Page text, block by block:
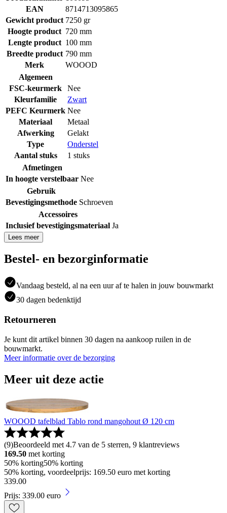
EAN
8714713095865
Gewicht product 7250 gr
Hoogte product 720 mm
Lengte product 100 mm
Breedte product 790 mm
Merk
WOOOD
Algemeen
FSC-keurmerk
Nee
Kleurfamilie
Zwart
PEFC Keurmerk Nee
Materiaal
Metaal
Afwerking
Gelakt
Type
Onderstel
Aantal stuks
1 stuks
Afmetingen
In hoogte verstelbaar Nee
Gebruik
Bevestigingsmethode Schroeven
Accessoires
Inclusief bevestigingsmateriaal Ja
Lees meer
Bestel- en bezorginformatie
Vandaag besteld, al na een uur af te halen in jouw bouwmarkt
30 dagen bedenktijd
Retourneren
Je kunt dit artikel binnen 30 dagen na aankoop ruilen in de
bouwmarkt.
Meer informatie over de bezorging
Meer uit deze actie
WOOOD tafelblad Tablo rond mangohout Ø 120 cm
(9)Beoordeeld met 4.7 van de 5 sterren, 9 klantreviews
169.50 met korting
50% korting50% korting
50% korting, voordeelprijs: 169.50 euro met korting
339.00
Prijs: 339.00 euro